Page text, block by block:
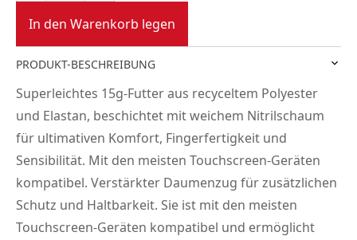
In den Warenkorb legen
PRODUKT-BESCHREIBUNG
Superleichtes 15g-Futter aus recyceltem Polyester
und Elastan, beschichtet mit weichem Nitrilschaum
für ultimativen Komfort, Fingerfertigkeit und
Sensibilität. Mit den meisten Touchscreen-Geräten
kompatibel. Verstärkter Daumenzug für zusätzlichen
Schutz und Haltbarkeit. Sie ist mit den meisten
Touchscreen-Geräten kompatibel und ermöglicht